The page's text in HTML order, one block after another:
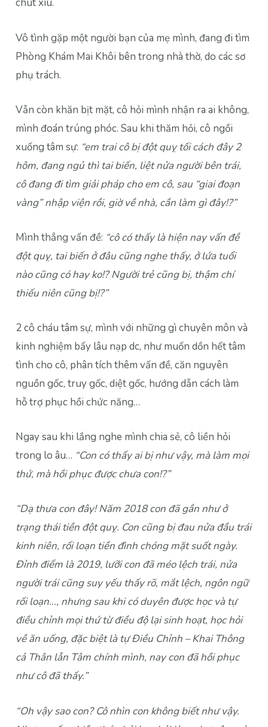
chút xíu.
Vô tình gặp một người bạn của mẹ mình, đang đi tìm
Phòng Khám Mai Khôi bên trong nhà thờ, do các sơ
phụ trách.
Vẫn còn khăn bịt mặt, cô hỏi mình nhận ra ai không,
mình đoán trúng phóc. Sau khi thăm hỏi, cô ngồi
xuống tâm sự: “em trai cô bị đột quỵ tối cách đây 2
hôm, đang ngủ thì tai biến, liệt nửa người bên trái,
cô đang đi tìm giải pháp cho em cô, sau “giai đoạn
vàng” nhập viện rồi, giờ về nhà, cần làm gì đây!?”
Mình thẳng vấn đề: “cô có thấy là hiện nay vấn đề
đột quỵ, tai biến ở đâu cũng nghe thấy, ở lứa tuổi
nào cũng có hay ko!? Người trẻ cũng bị, thậm chí
thiếu niên cũng bị!?”
2 cô cháu tâm sự, mình với những gì chuyên môn và
kinh nghiệm bấy lâu nạp dc, như muốn dồn hết tâm
tình cho cô, phân tích thêm vấn đề, căn nguyên
nguồn gốc, truy gốc, diệt gốc, hướng dẫn cách làm
hỗ trợ phục hồi chức năng…
Ngay sau khi lắng nghe mình chia sẻ, cô liền hỏi
trong lo âu… “Con có thấy ai bị như vậy, mà làm mọi
thứ, mà hồi phục được chưa con!?”
“Dạ thưa con đây! Năm 2018 con đã gần như ở
trạng thái tiền đột quỵ. Con cũng bị đau nửa đầu trái
kinh niên, rối loạn tiền đình chóng mặt suốt ngày.
Đỉnh điểm là 2019, lưỡi con đã méo lệch trái, nửa
người trái cũng suy yếu thấy rõ, mắt lệch, ngôn ngữ
rối loạn…, nhưng sau khi có duyên được học và tự
điều chỉnh mọi thứ từ điều độ lại sinh hoạt, học hỏi
về ăn uống, đặc biệt là tự Điều Chỉnh – Khai Thông
cả Thân lẫn Tâm chính mình, nay con đã hồi phục
như cô đã thấy.”
“Oh vậy sao con? Cô nhìn con không biết như vậy.